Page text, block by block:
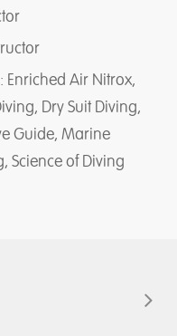
Enriched Air Nitrox,
Dry Suit Diving,
Guide, Marine
Science of Diving